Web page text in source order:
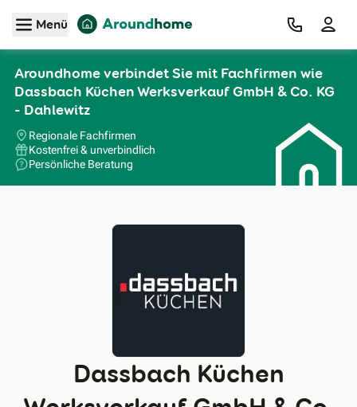
Zum Hauptinhalt
Menü
Aroundhome verbindet Sie mit Fachfirmen wie
Dassbach Küchen Werksverkauf GmbH & Co. KG
- Dahlewitz
Regionale Fachfirmen
Kostenfrei & unverbindlich
Persönliche Beratung
Dassbach Küchen